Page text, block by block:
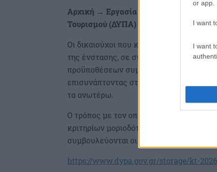
or app.
I want
I want
Αρχική → Εργασία και Ασφάλιση →
Τουρισμού (ΔΥΠΑ)
Οι δικαιούχοι που καταθέτουν
της ένστασης, σε συνάφεια με τον
προϋποθέσεων συμμετοχής κ.ο.κ) και
επισυνάπτοντας στην ένστασή τους
τα ανωτέρω.
Ο τρόπος με τον οποίο αποδεικνύεται
κριτηρίων μοριοδότησης περιγράφεται
συμβουλεύονται οι δικαιούχοι για τη
https://www.dypa.gov.gr/storage/kt-